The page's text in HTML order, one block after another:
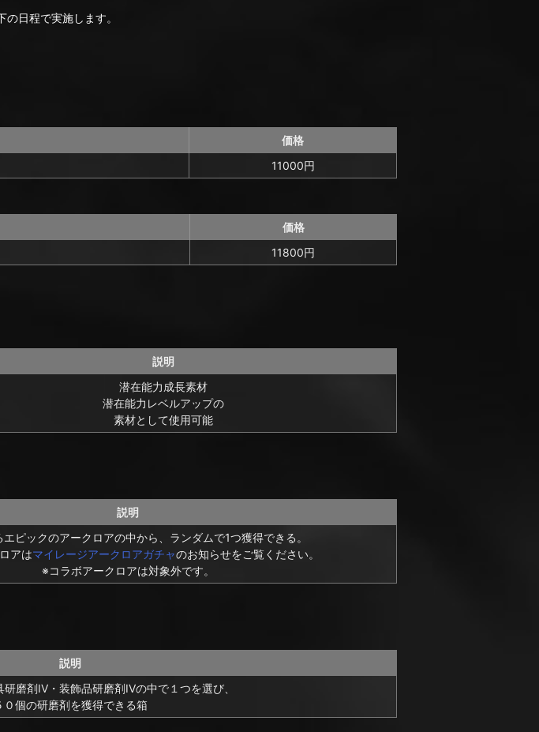
日程で実施します。
価格
11000円
価格
11800円
説明
潜在能力成長素材
潜在能力レベルアップの
素材として使用可能
説明
ピックのアークロアの中から、ランダムで1つ獲得できる。
アはマイレージアークロアガチャのお知らせをご覧ください。
※コラボアークロアは対象外です。
説明
磨剤IV・装飾品研磨剤IVの中で１つを選び、
０個の研磨剤を獲得できる箱